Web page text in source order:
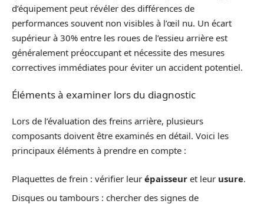
d’équipement peut révéler des différences de
performances souvent non visibles à l’œil nu. Un écart
supérieur à 30% entre les roues de l’essieu arrière est
généralement préoccupant et nécessite des mesures
correctives immédiates pour éviter un accident potentiel.
Éléments à examiner lors du diagnostic
Lors de l’évaluation des freins arrière, plusieurs
composants doivent être examinés en détail. Voici les
principaux éléments à prendre en compte :
Plaquettes de frein : vérifier leur épaisseur et leur usure.
Disques ou tambours : chercher des signes de